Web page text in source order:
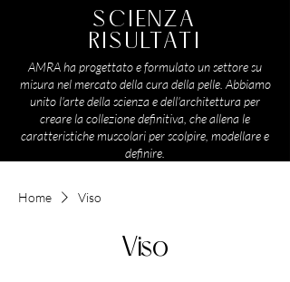
RISULTATI
SCIENZA
AMRA ha progettato e formulato un settore su
misura nel mercato della cura della pelle. Abbiamo
unito l'arte della scienza e dell'architettura per
creare la collezione definitiva, che allena le
caratteristiche muscolari per scolpire, modellare e
definire.
Home Viso
Viso